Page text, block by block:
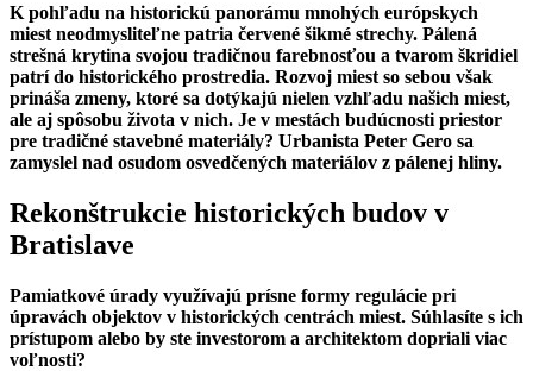
K pohľadu na historickú panorámu mnohých európskych
miest neodmysliteľne patria červené šikmé strechy. Pálená
strešná krytina svojou tradičnou farebnosťou a tvarom škridiel
patrí do historického prostredia. Rozvoj miest so sebou však
prináša zmeny, ktoré sa dotýkajú nielen vzhľadu našich miest,
ale aj spôsobu života v nich. Je v mestách budúcnosti priestor
pre tradičné stavebné materiály? Urbanista Peter Gero sa
zamyslel nad osudom osvedčených materiálov z pálenej hliny.
Rekonštrukcie historických budov v
Bratislave
Pamiatkové úrady využívajú prísne formy regulácie pri
úpravách objektov v historických centrách miest. Súhlasíte s ich
prístupom alebo by ste investorom a architektom dopriali viac
voľnosti?